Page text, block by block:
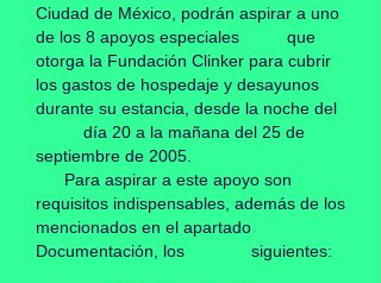
Ciudad de México, podrán aspirar a uno
de los 8 apoyos especiales que
otorga la Fundación Clinker para cubrir
los gastos de hospedaje y desayunos
durante su estancia, desde la noche del
día 20 a la mañana del 25 de
septiembre de 2005.
Para aspirar a este apoyo son
requisitos indispensables, además de los
mencionados en el apartado
Documentación, los siguientes: